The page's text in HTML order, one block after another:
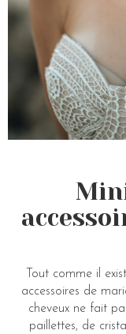
Tout comme il
accessoires de
cheveux ne fait
paillettes, de